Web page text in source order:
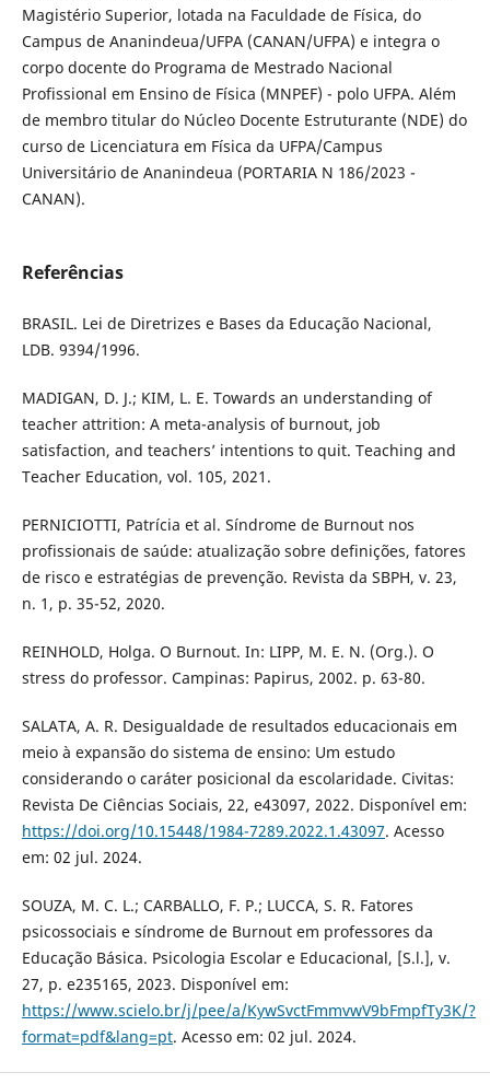
Magistério Superior, lotada na Faculdade de Física, do
Campus de Ananindeua/UFPA (CANAN/UFPA) e integra o
corpo docente do Programa de Mestrado Nacional
Profissional em Ensino de Física (MNPEF) - polo UFPA. Além
de membro titular do Núcleo Docente Estruturante (NDE) do
curso de Licenciatura em Física da UFPA/Campus
Universitário de Ananindeua (PORTARIA N 186/2023 -
CANAN).
Referências
BRASIL. Lei de Diretrizes e Bases da Educação Nacional,
LDB. 9394/1996.
MADIGAN, D. J.; KIM, L. E. Towards an understanding of
teacher attrition: A meta-analysis of burnout, job
satisfaction, and teachers’ intentions to quit. Teaching and
Teacher Education, vol. 105, 2021.
PERNICIOTTI, Patrícia et al. Síndrome de Burnout nos
profissionais de saúde: atualização sobre definições, fatores
de risco e estratégias de prevenção. Revista da SBPH, v. 23,
n. 1, p. 35-52, 2020.
REINHOLD, Holga. O Burnout. In: LIPP, M. E. N. (Org.). O
stress do professor. Campinas: Papirus, 2002. p. 63-80.
SALATA, A. R. Desigualdade de resultados educacionais em
meio à expansão do sistema de ensino: Um estudo
considerando o caráter posicional da escolaridade. Civitas:
Revista De Ciências Sociais, 22, e43097, 2022. Disponível em:
https://doi.org/10.15448/1984-7289.2022.1.43097. Acesso
em: 02 jul. 2024.
SOUZA, M. C. L.; CARBALLO, F. P.; LUCCA, S. R. Fatores
psicossociais e síndrome de Burnout em professores da
Educação Básica. Psicologia Escolar e Educacional, [S.l.], v.
27, p. e235165, 2023. Disponível em:
https://www.scielo.br/j/pee/a/KywSvctFmmvwV9bFmpfTy3K/?
format=pdf&lang=pt. Acesso em: 02 jul. 2024.